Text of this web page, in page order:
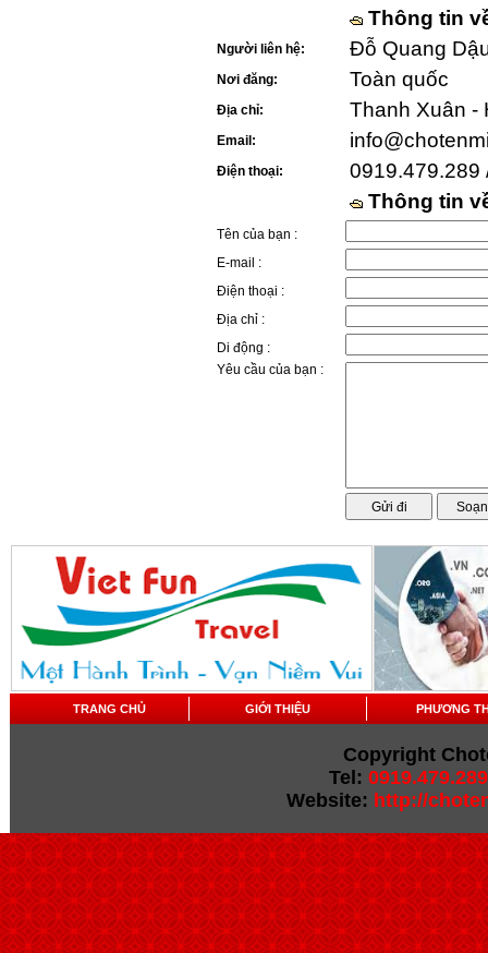
Thông tin
Người liên hệ: Đỗ Quang
Nơi đăng: Toàn quốc
Địa chỉ: Thanh Xuân -
Email:
Điện thoại:
0919.479.289
Thông tin
Tên của bạn :
E-mail :
Điện thoại :
Địa chỉ :
Di động :
Yêu cầu của bạn :
TRANG CHỦ GIỚI THIỆU PHƯƠNG
Copyright
Tel: 0919.479.289
Website: http://